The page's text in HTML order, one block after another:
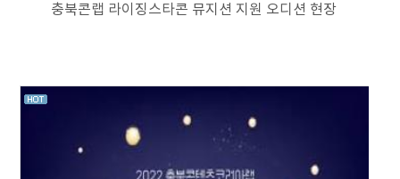
충북콘랩 라이징스타콘 뮤지션 지원 오디션 현장